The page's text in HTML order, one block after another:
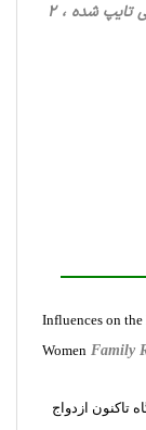
، روانشناسی‌ صنعتی ‌و سازمانی، 23 صفحه فارسی تایپ شده ، 2
Influences on
Women Family
تاکنون ازدواج